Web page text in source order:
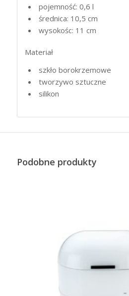
pojemność: 0,6 l
średnica: 10,5 cm
wysokośc: 11 cm
Materiał
szkło borokrzemowe
tworzywo sztuczne
silikon
Podobne produkty